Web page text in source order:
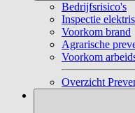
Bedrijfsrisico's
Inspectie
Voorkom brand
Agrarische
Voorkom
Overzicht